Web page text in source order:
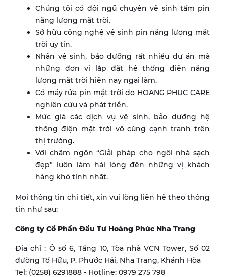
Chúng tôi có đội ngũ chuyên vệ sinh tấm pin
năng lượng mặt trời.
Sở hữu công nghệ vệ sinh pin năng lượng mặt
trời uy tín.
Nhận vệ sinh, bảo dưỡng rất nhiều dự án mà
những đơn vị lắp đặt hệ thống điện năng
lượng mặt trời hiện nay ngại làm.
Có máy rửa pin mặt trời do HOANG PHUC CARE
nghiên cứu và phát triển.
Mức giá các dịch vụ vệ sinh, bảo dưỡng hệ
thống điện mặt trời vô cùng cạnh tranh trên
thị trường.
Với châm ngôn “Giải pháp cho ngôi nhà sạch
đẹp” luôn làm hài lòng đến những vị khách
hàng khó tính nhất.
Mọi thông tin chi tiết, xin vui lòng liên hệ theo thông
tin như sau:
Công ty Cổ Phần Đầu Tư Hoàng Phúc Nha Trang
Địa chỉ : Ô số 6, Tầng 10, Tòa nhà VCN Tower, Số 02
đường Tố Hữu, P. Phước Hải, Nha Trang, Khánh Hòa
Tel: (0258) 6291888 - Hotline: 0979 275 798